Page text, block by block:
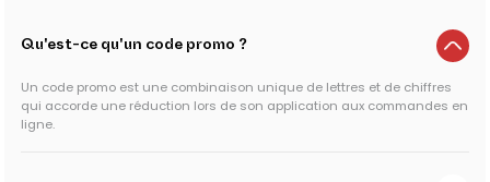
Qu'est-ce qu'un code promo ?
Un code promo est une combinaison unique de lettres et de chiffres
qui accorde une réduction lors de son application aux commandes en
ligne.